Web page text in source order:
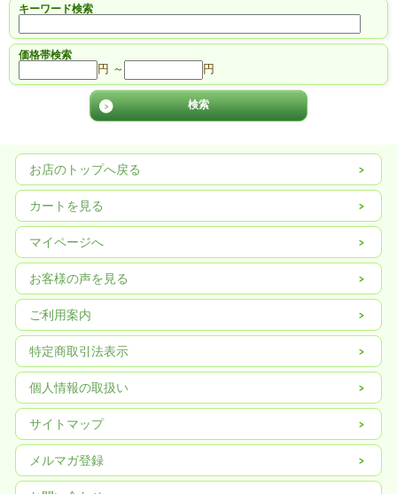
キーワード検索
価格帯検索
円 ～ 円
お店のトップへ戻る
カートを見る
マイページへ
お客様の声を見る
ご利用案内
特定商取引法表示
個人情報の取扱い
サイトマップ
メルマガ登録